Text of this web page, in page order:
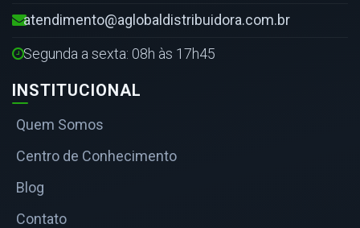
atendimento@aglobaldistribuidora.com.br
Segunda a sexta: 08h às 17h45
INSTITUCIONAL
Quem Somos
Centro de Conhecimento
Blog
Contato